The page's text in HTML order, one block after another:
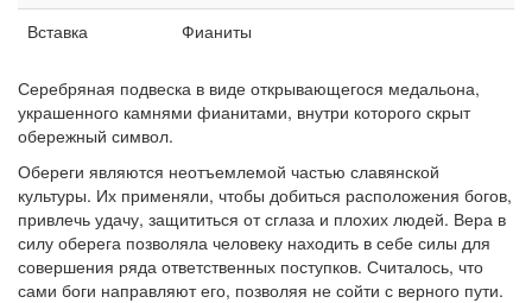
Вставка
Фианиты
Серебряная подвеска в виде открывающегося медальона,
украшенного камнями фианитами, внутри которого скрыт
обережный символ.
Обереги являются неотъемлемой частью славянской
культуры. Их применяли, чтобы добиться расположения богов,
привлечь удачу, защититься от сглаза и плохих людей. Вера в
силу оберега позволяла человеку находить в себе силы для
совершения ряда ответственных поступков. Считалось, что
сами боги направляют его, позволяя не сойти с верного пути.